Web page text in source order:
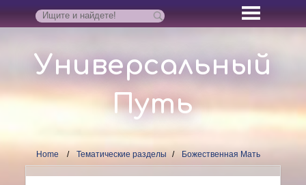
Универсальный
Путь
Home Тематические разделы Божественная Мать